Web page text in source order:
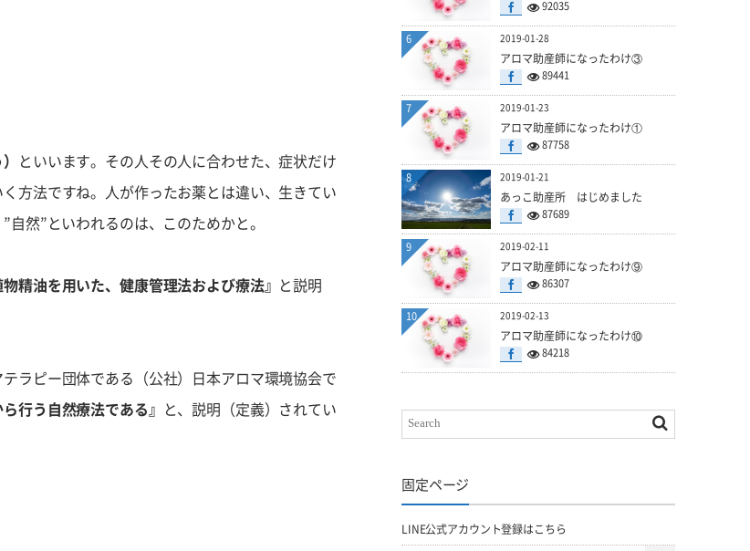
といいます。その人その人に合わせた、症状だけ
方法ですね。人が作ったお薬とは違い、生きてい
然”といわれるのは、このためかと。
物精油を用いた、健康管理法および療法』 と説明
ラピー団体である（公社）日本アロマ環境協会で
行う自然療法である』 と、説明（定義）されてい
92035
2019-01-28
アロマ助産師になったわけ③
89441
6
2019-01-23
アロマ助産師になったわけ①
87758
7
2019-01-21
あっこ助産所 はじめました
87689
8
2019-02-11
アロマ助産師になったわけ⑨
86307
9
2019-02-13
アロマ助産師になったわけ⑩
84218
10
固定ページ
LINE公式アカウント登録はこちら